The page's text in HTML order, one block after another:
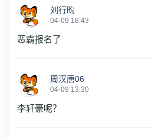
刘行昀
04-09 18:43
恶霸报名了
周汉唐06
04-09 13:30
李轩豪呢？